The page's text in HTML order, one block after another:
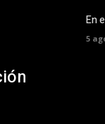
En
5